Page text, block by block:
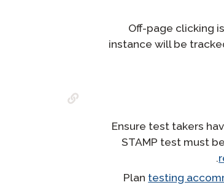
Off-page clicking
instance will be
Ensure test takers
STAMP test must
Plan testing